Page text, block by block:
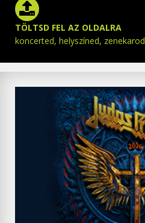
TÖLTSD FEL AZ OLDALRA
koncerted, helyszíned, zenekarod